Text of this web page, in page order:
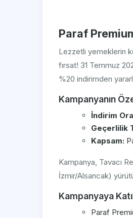
Paraf
Lezzetli yemeklerin
fırsat! 31 Temmuz
%20 indirimden
Kampanyanın
İndirim
Geçerlilik
Kapsam:
Kampanya, Tavacı
İzmir/Alsancak)
Kampanyaya
Paraf